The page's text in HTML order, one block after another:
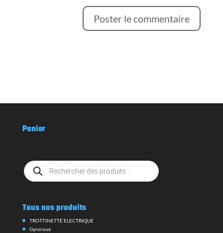
Panier
Recherche
de
produits
Tous nos produits
TROTTINETTE ELECTRIQUE
Gyroroue